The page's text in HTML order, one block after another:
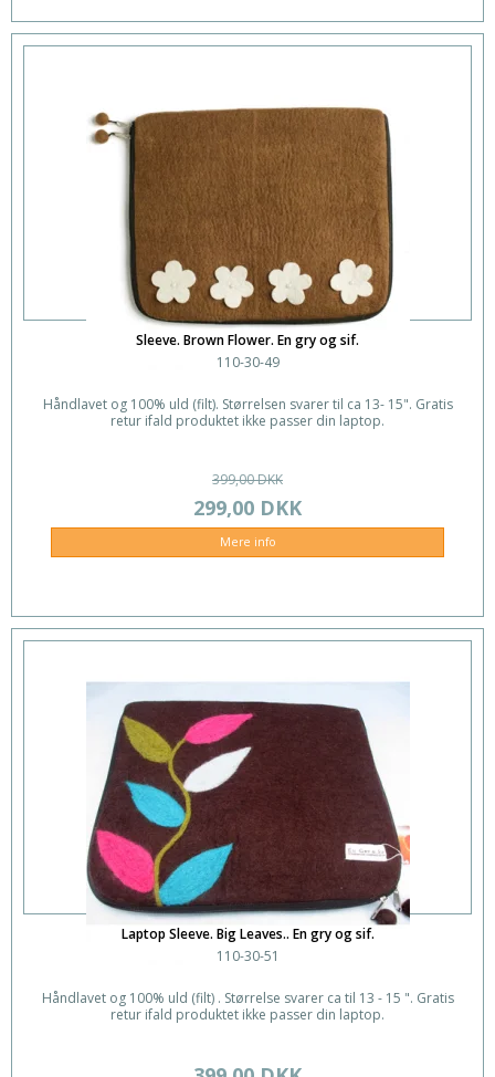
Sleeve. Brown Flower. En gry og sif.
110-30-49
Håndlavet og 100% uld (filt). Størrelsen svarer til ca 13- 15". Gratis
retur ifald produktet ikke passer din laptop.
399,00 DKK
299,00 DKK
Mere info
Laptop Sleeve. Big Leaves.. En gry og sif.
110-30-51
Håndlavet og 100% uld (filt) . Størrelse svarer ca til 13 - 15 ". Gratis
retur ifald produktet ikke passer din laptop.